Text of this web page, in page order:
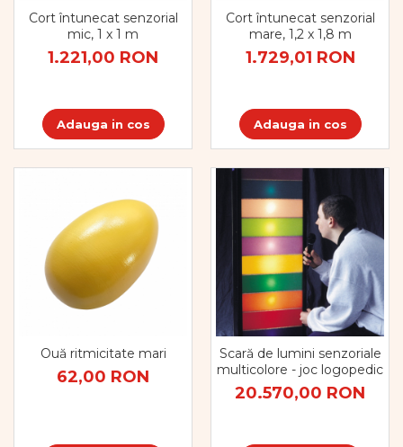
Cort întunecat senzorial
mic, 1 x 1 m
1.221,00 RON
Adauga in cos
Cort întunecat senzorial
mare, 1,2 x 1,8 m
1.729,01 RON
Adauga in cos
Ouă ritmicitate mari
62,00 RON
Scară de lumini senzoriale
multicolore - joc logopedic
20.570,00 RON